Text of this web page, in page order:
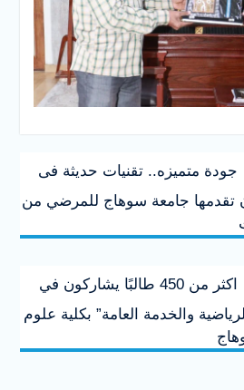
post:
جودة متميزه.. تقنيات حديثة فى
تقدمها جامعة سوهاج للمرضي من
Next
post:
اكثر من 450 طالبًا يشاركون في
والخدمة العامة” بكلية علوم